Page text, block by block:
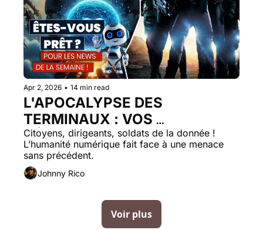
Apr 2, 2026 • 14 min read
L'APOCALYPSE DES
TERMINAUX : VOS
DÉVELOPPEURS ONT-ILS
LIVRÉ LES CLÉS DE LA
FORTERESSE ?
Citoyens, dirigeants, soldats de la donnée !
L’humanité numérique fait face à une menace
sans précédent.
Johnny Rico
Voir plus